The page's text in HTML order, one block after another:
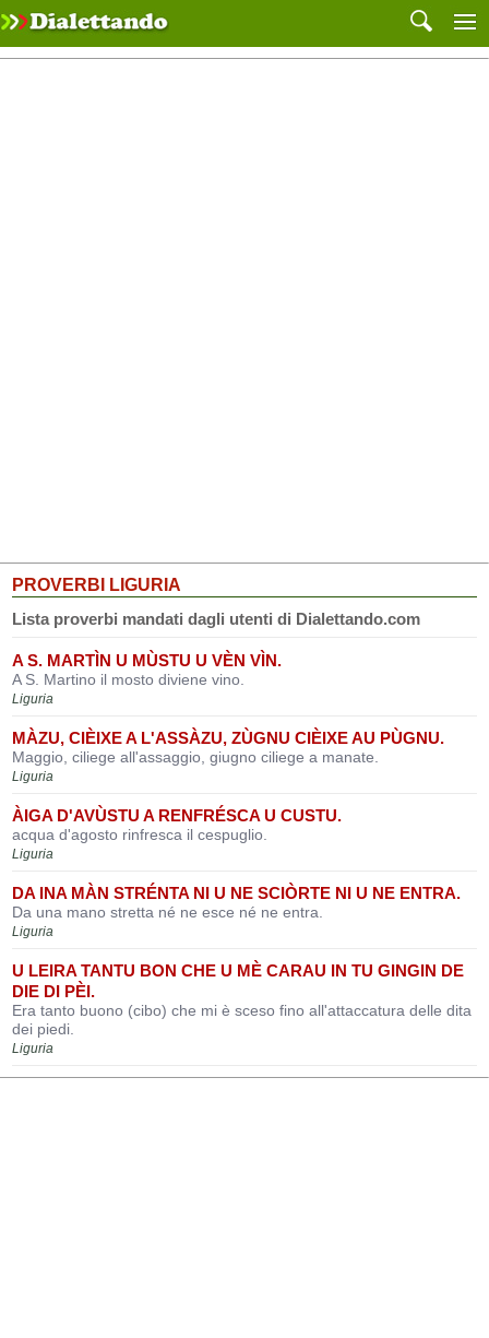
PROVERBI LIGURIA
Lista proverbi mandati dagli utenti di Dialettando.com
A S. MARTÌN U MÙSTU U VÈN VÌN.
A S. Martino il mosto diviene vino.
Liguria
MÀZU, CIÈIXE A L'ASSÀZU, ZÙGNU CIÈIXE AU PÙGNU.
Maggio, ciliege all'assaggio, giugno ciliege a manate.
Liguria
ÀIGA D'AVÙSTU A RENFRÉSCA U CUSTU.
acqua d'agosto rinfresca il cespuglio.
Liguria
DA INA MÀN STRÉNTA NI U NE SCIÒRTE NI U NE ENTRA.
Da una mano stretta né ne esce né ne entra.
Liguria
U LEIRA TANTU BON CHE U MÈ CARAU IN TU GINGIN DE
DIE DI PÈI.
Era tanto buono (cibo) che mi è sceso fino all'attaccatura delle dita
dei piedi.
Liguria